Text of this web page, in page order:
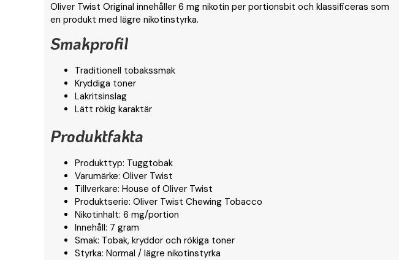
Oliver Twist Original innehåller 6 mg nikotin per portionsbit och klassificeras som
en produkt med lägre nikotinstyrka.
Smakprofil
Traditionell tobakssmak
Kryddiga toner
Lakritsinslag
Lätt rökig karaktär
Produktfakta
Produkttyp: Tuggtobak
Varumärke: Oliver Twist
Tillverkare: House of Oliver Twist
Produktserie: Oliver Twist Chewing Tobacco
Nikotinhalt: 6 mg/portion
Innehåll: 7 gram
Smak: Tobak, kryddor och rökiga toner
Styrka: Normal / lägre nikotinstyrka